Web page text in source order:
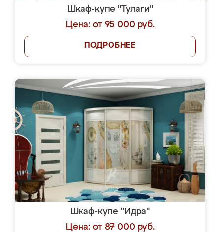
Шкаф-купе "Тулаги"
Цена: от 95 000 руб.
ПОДРОБНЕЕ
Шкаф-купе "Идра"
Цена: от 87 000 руб.